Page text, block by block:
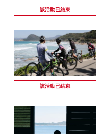
該活動已結束
該活動已結束